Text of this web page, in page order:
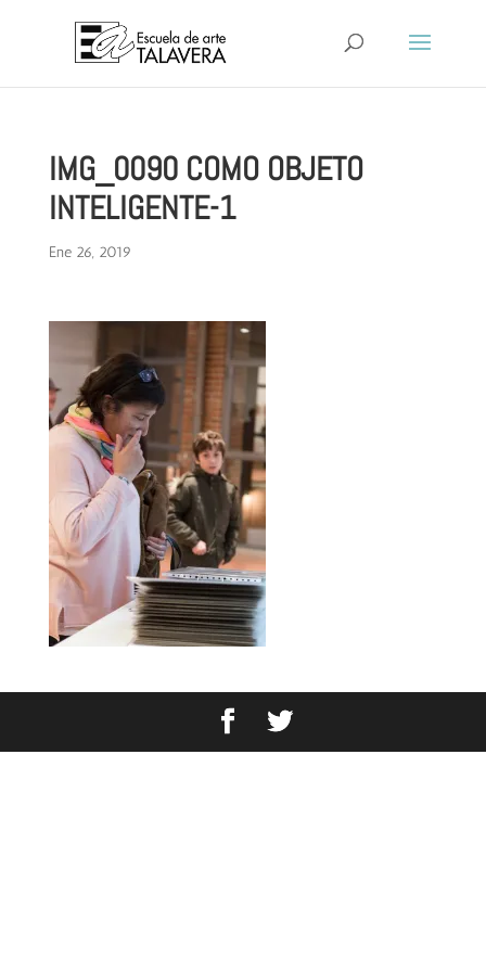
IMG_0090 COMO OBJETO
INTELIGENTE-1
Ene 26, 2019